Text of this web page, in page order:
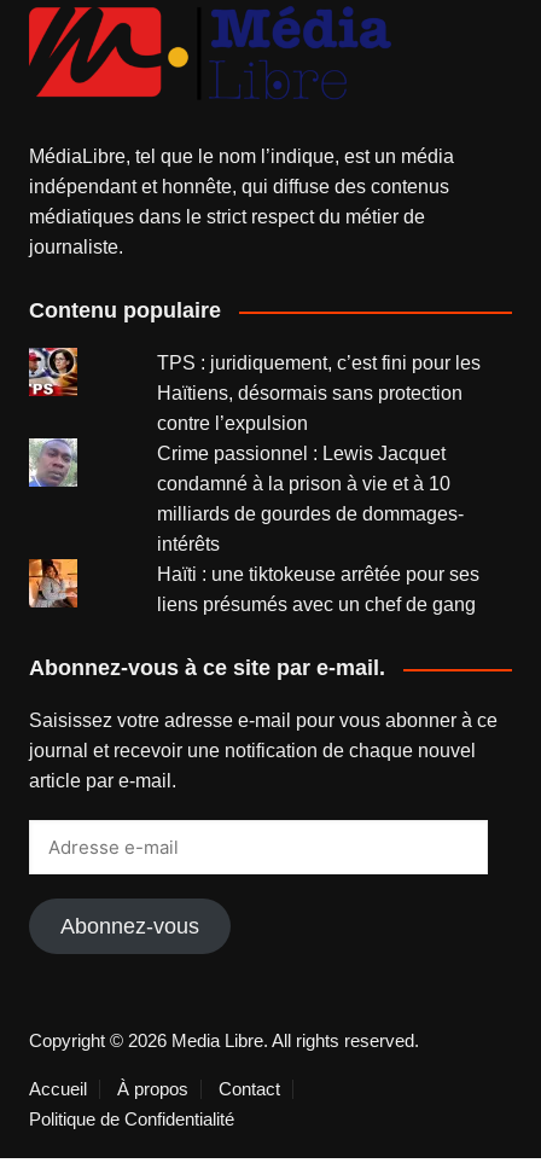
MédiaLibre, tel que le nom l’indique, est un média
indépendant et honnête, qui diffuse des contenus
médiatiques dans le strict respect du métier de
journaliste.
Contenu populaire
TPS : juridiquement, c’est fini pour les
Haïtiens, désormais sans protection
contre l’expulsion
Crime passionnel : Lewis Jacquet
condamné à la prison à vie et à 10
milliards de gourdes de dommages-
intérêts
Haïti : une tiktokeuse arrêtée pour ses
liens présumés avec un chef de gang
Abonnez-vous à ce site par e-mail.
Saisissez votre adresse e-mail pour vous abonner à ce
journal et recevoir une notification de chaque nouvel
article par e-mail.
Abonnez-vous
Copyright © 2026 Media Libre. All rights reserved.
Accueil À propos
Contact
Politique de Confidentialité